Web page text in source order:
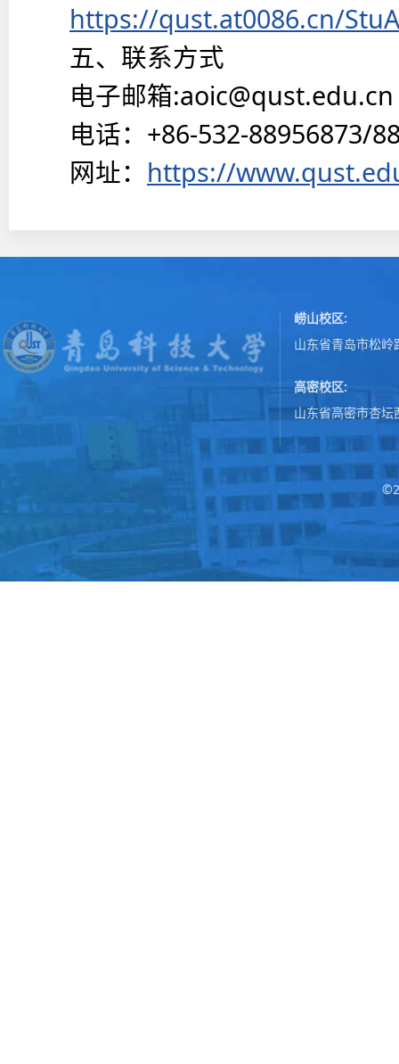
https://qust.at0086.cn/
五、联系方式
电子邮箱:aoic@qust.edu.cn
电话：+86-532-88956873/
网址： https://
崂山校区:
山东省青岛市松岭
高密校区:
山东省高密市杏坛